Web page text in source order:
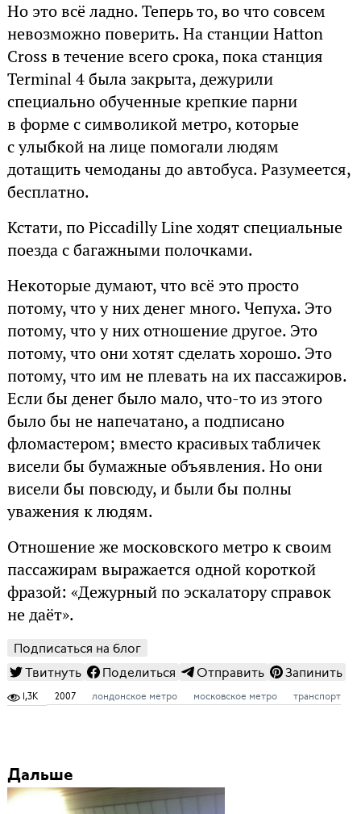
Но это всё ладно. Теперь то, во что совсем
невозможно поверить. На станции Hatton
Cross в течение всего срока, пока станция
Terminal 4 была закрыта, дежурили
специально обученные крепкие парни
в форме с символикой метро, которые
с улыбкой на лице помогали людям
дотащить чемоданы до автобуса. Разумеется,
бесплатно.
Кстати, по Piccadilly Line ходят специальные
поезда с багажными полочками.
Некоторые думают, что всё это просто
потому, что у них денег много. Чепуха. Это
потому, что у них отношение другое. Это
потому, что они хотят сделать хорошо. Это
потому, что им не плевать на их пассажиров.
Если бы денег было мало, что-то из этого
было бы не напечатано, а подписано
фломастером; вместо красивых табличек
висели бы бумажные объявления. Но они
висели бы повсюду, и были бы полны
уважения к людям.
Отношение же московского метро к своим
пассажирам выражается одной короткой
фразой: «Дежурный по эскалатору справок
не даёт».
Подписаться на блог
Твитнуть
Поделиться Отправить Запинить
1,3K 2007 лондонское метро московское метро транспорт
Дальше